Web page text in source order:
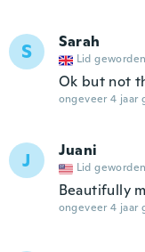
S Sarah
Lid
Ok but not
ongeveer 4 jaar
J Juani
Lid
Beautifully
ongeveer 4 jaar